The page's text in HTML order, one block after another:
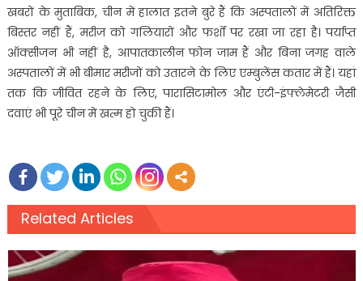
खबरों के मुताबिक, चीन में हालात इतने बुरे हैं कि अस्पतालों में अतिरिक्त
बिस्तर नहीं हैं, मरीज को गलियारों और फर्शों पर रखा जा रहा है। पर्याप्त
ऑक्सीजन भी नहीं है, आपातकालीन फोन जाम हैं और बिना जगह वाले
अस्पतालों में भी बीमार मरीजों को उतारने के लिए एम्बुलेंस कतार में हैं। यहां
तक कि जीवित रहने के लिए, पारासिटामोल और एंटी-इंफ्लेमेटरी जैसी
दवाएं भी पूरे चीन में खत्म हो चुकी हैं।
Related Articles